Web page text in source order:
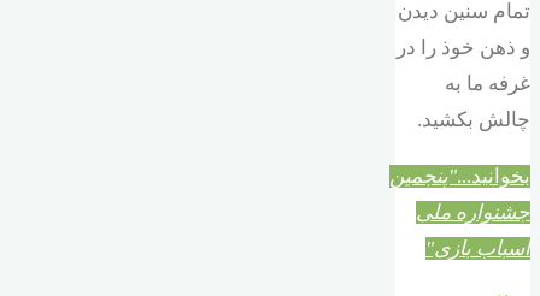
تمام سنین دیدن
و ذهن خوذ را در
غرفه ما به
چالش بکشید.
بخوانید..."پنجمین
جشنواره ملی
اسباب بازی"